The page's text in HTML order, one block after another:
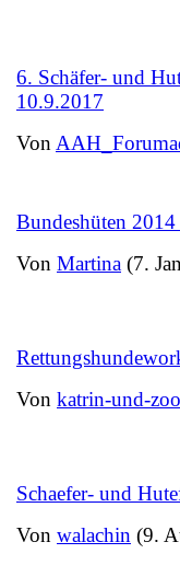
6. Schäfer- und
10.9.2017
Von
Bundeshüten 2014
Von Martina (7.
Von katrin-und-zoo
Schaefer- und
Von walachin (9.